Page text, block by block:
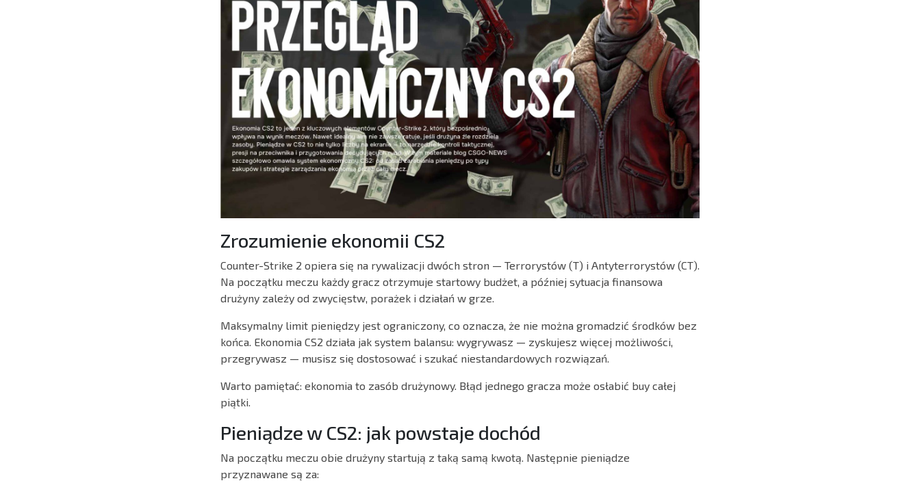
Zrozumienie ekonomii CS2
Counter-Strike 2 opiera się na rywalizacji dwóch stron — Terrorystów (T) i Antyterrorystów (CT).
Na początku meczu każdy gracz otrzymuje startowy budżet, a później sytuacja finansowa
drużyny zależy od zwycięstw, porażek i działań w grze.
Maksymalny limit pieniędzy jest ograniczony, co oznacza, że nie można gromadzić środków bez
końca. Ekonomia CS2 działa jak system balansu: wygrywasz — zyskujesz więcej możliwości,
przegrywasz — musisz się dostosować i szukać niestandardowych rozwiązań.
Warto pamiętać: ekonomia to zasób drużynowy. Błąd jednego gracza może osłabić buy całej
piątki.
Pieniądze w CS2: jak powstaje dochód
Na początku meczu obie drużyny startują z taką samą kwotą. Następnie pieniądze
przyznawane są za: